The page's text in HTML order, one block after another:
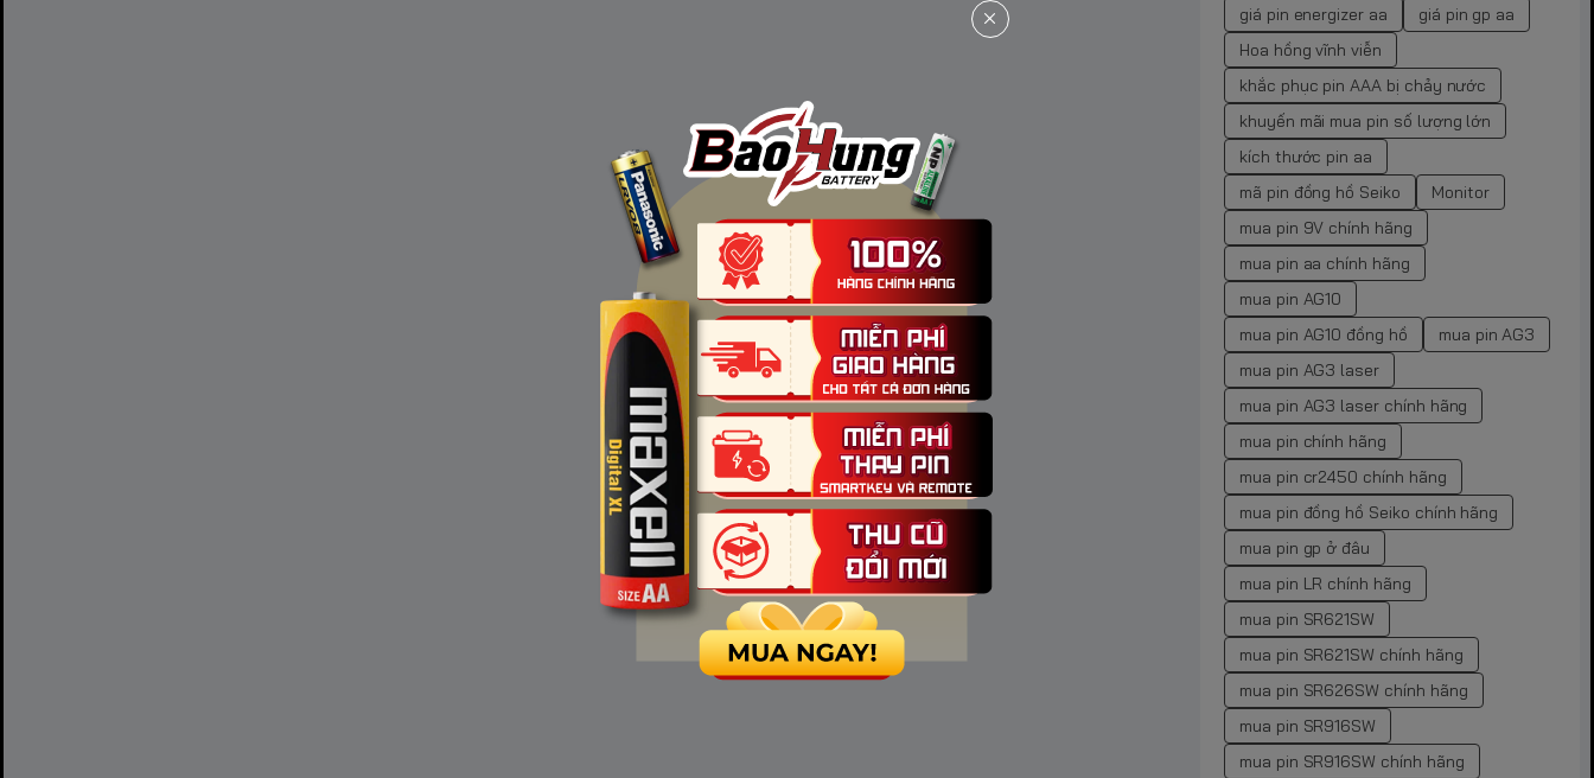
giá pin energizer aa
giá pin gp aa
Hoa hồng vĩnh viễn
khắc phục pin AAA bị chảy nước
khuyến mãi mua pin số lượng lớn
kích thước pin aa
mã pin đồng hồ Seiko
Monitor
mua pin 9V chính hãng
mua pin aa chính hãng
mua pin AG10
mua pin AG10 đồng hồ
mua pin AG3
mua pin AG3 laser
mua pin AG3 laser chính hãng
mua pin chính hãng
mua pin cr2450 chính hãng
mua pin đồng hồ Seiko chính hãng
mua pin gp ở đâu
mua pin LR chính hãng
mua pin SR621SW
mua pin SR621SW chính hãng
mua pin SR626SW chính hãng
mua pin SR916SW
mua pin SR916SW chính hãng